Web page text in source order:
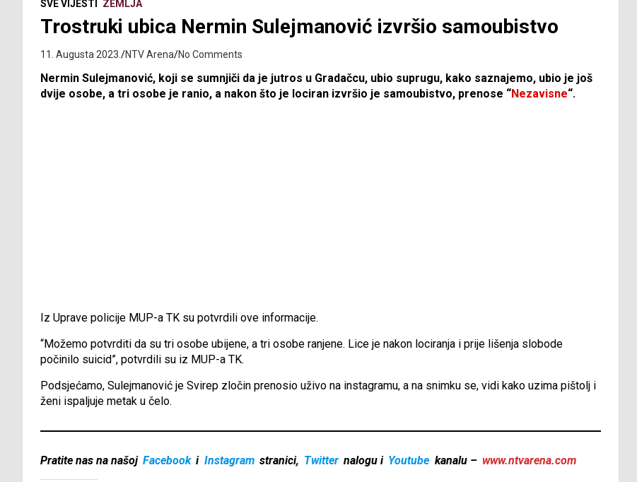
SVE VIJESTI ZEMLJA
Trostruki ubica Nermin Sulejmanović izvršio samoubistvo
11. Augusta 2023. NTV Arena No Comments
Nermin Sulejmanović, koji se sumnjiči da je jutros u Gradačcu, ubio suprugu, kako saznajemo, ubio je još
dvije osobe, a tri osobe je ranio, a nakon što je lociran izvršio je samoubistvo, prenose “Nezavisne“.
Iz Uprave policije MUP-a TK su potvrdili ove informacije.
“Možemo potvrditi da su tri osobe ubijene, a tri osobe ranjene. Lice je nakon lociranja i prije lišenja slobode
počinilo suicid”, potvrdili su iz MUP-a TK.
Podsjećamo, Sulejmanović je Svirep zločin prenosio uživo na instagramu, a na snimku se, vidi kako uzima pištolj i
ženi ispaljuje metak u čelo.
Pratite nas na našoj Facebook i Instagram stranici, Twitter nalogu i Youtube kanalu – www.ntvarena.com